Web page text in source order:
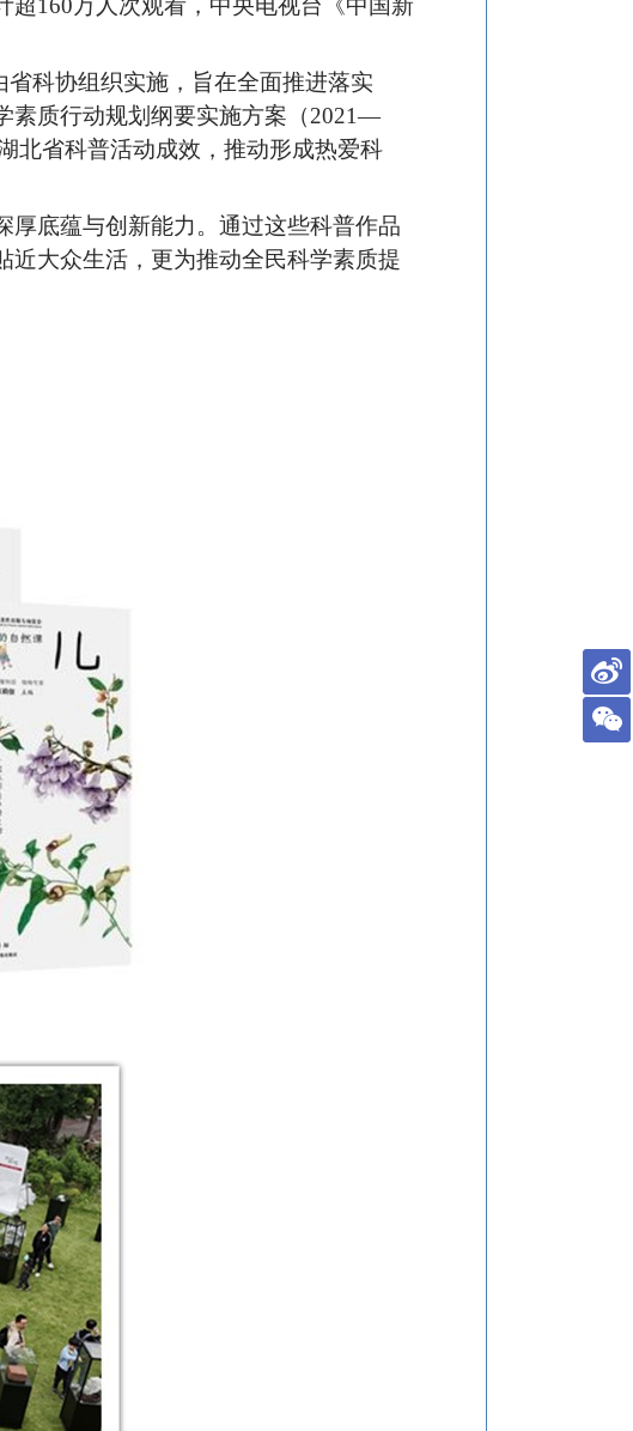
省科协组织实施，旨在全面推进落实
素质行动规划纲要实施方案（2021—
北省科普活动成效，推动形成热爱科
厚底蕴与创新能力。通过这些科普作品
近大众生活，更为推动全民科学素质提